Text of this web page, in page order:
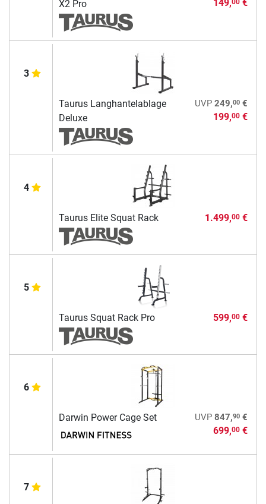
X2 Pro
149, €
3
Taurus Langhantelablage
Deluxe
UVP 249,00€
199,00€
4
Taurus Elite Squat Rack 1.499,00€
5
Taurus Squat Rack Pro 599,00€
6
Darwin Power Cage Set UVP 847,90€
699,00€
7